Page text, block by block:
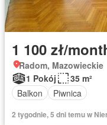
1 100 zł/
Radom, Mazowieckie
1 Pokój
35 m²
Balkon
Piwnica
2 tygodnie, 5 dni temu w